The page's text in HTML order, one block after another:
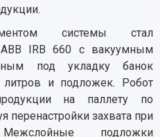
системы стал
IRB 660 с вакуумным
под укладку банок
и подложек. Робот
на паллету по
перенастройки захвата при
подложки